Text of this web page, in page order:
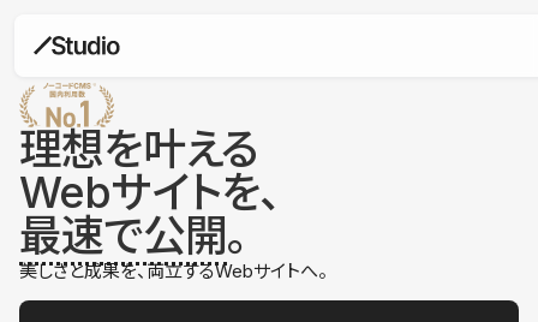
理想を叶える
Webサイトを、
最速で公開。
美しさと成果を、両立するWebサイトへ。